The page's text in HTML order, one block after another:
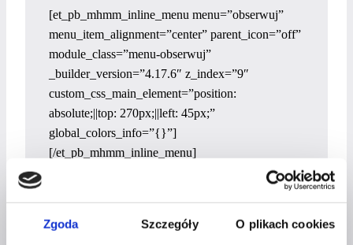
Zgoda Szczegóły O plikach cookies
[et_pb_mhmm_inline_menu menu=”obserwuj”
menu_item_alignment=”center” parent_icon=”off”
module_class=”menu-obserwuj”
_builder_version=”4.17.6″ z_index=”9″
custom_css_main_element=”position:
absolute;||top: 270px;||left: 45px;”
global_colors_info=”{}”]
[/et_pb_mhmm_inline_menu]
E-book – Jak pracowaĆ na home office?